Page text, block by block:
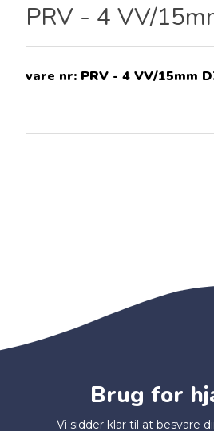
PRV - 4 VV/
vare nr: PRV - 4 VV/15mm
Brug for
Vi sidder klar til at besvare